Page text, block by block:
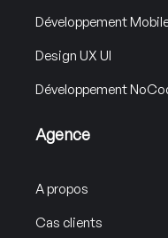
Développement
Design UX UI
Développement
Agence
A propos
Cas clients